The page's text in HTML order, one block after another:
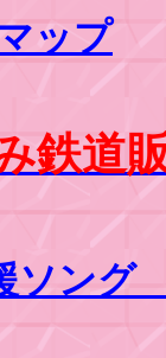
ソン
ップ
鉄道